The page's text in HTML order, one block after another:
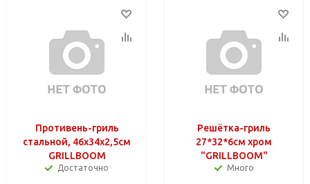
Противень-гриль
стальной, 46x34x2,5см
GRILLBOOM
Достаточно
Решётка-гриль
27*32*6см хром
"GRILLBOOM"
Много